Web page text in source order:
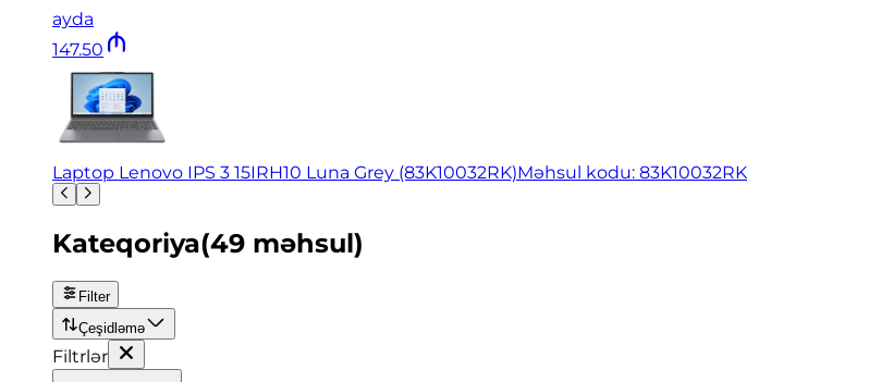
ayda
147.50
Laptop Lenovo IPS 3 15IRH10 Luna Grey (83K10032RK)Məhsul kodu: 83K10032RK
Kateqoriya(49 məhsul)
Filter
Çeşidləmə
Filtrlər